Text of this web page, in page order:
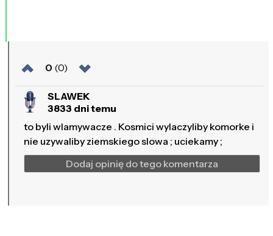
0 (0)
SLAWEK
3833 dni temu
to byli wlamywacze . Kosmici wylaczyliby komorke i
nie uzywaliby ziemskiego slowa ; uciekamy ;
Dodaj opinię do tego komentarza